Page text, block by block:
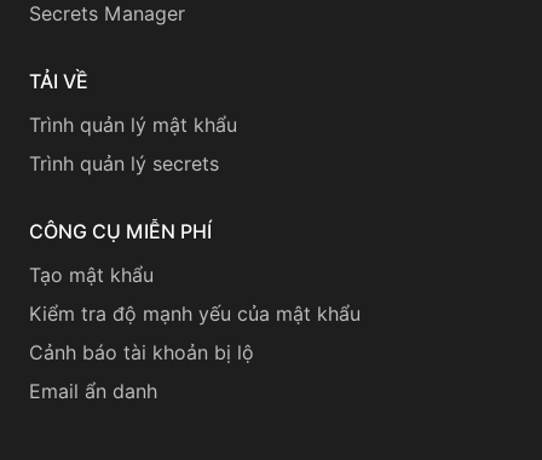
Secrets Manager
TẢI VỀ
Trình quản lý mật khẩu
Trình quản lý secrets
CÔNG CỤ MIỄN PHÍ
Tạo mật khẩu
Kiểm tra độ mạnh yếu của mật khẩu
Cảnh báo tài khoản bị lộ
Email ẩn danh